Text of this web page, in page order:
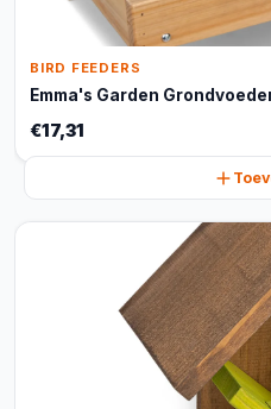
BIRD FEEDERS
Emma's Garden
€17,31